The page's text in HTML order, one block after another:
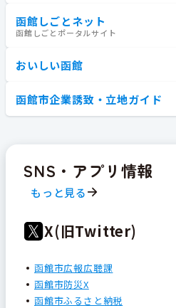
函館しごとネット
函館しごとポータルサイト
おいしい函館
函館市企業誘致・立地ガイド
SNS・アプリ情報
もっと見る
X(旧Twitter)
函館市広報広聴課
函館市防災X
函館市ふるさと納税